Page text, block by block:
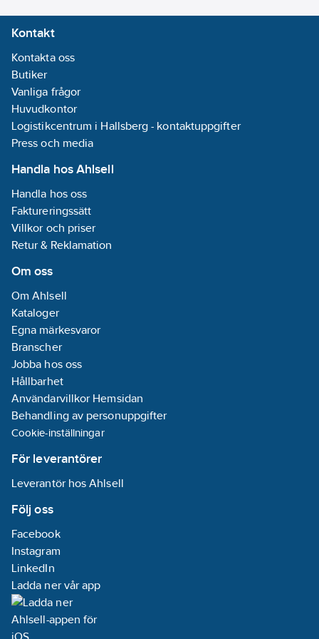
Kontakt
Kontakta oss
Butiker
Vanliga frågor
Huvudkontor
Logistikcentrum i Hallsberg - kontaktuppgifter
Press och media
Handla hos Ahlsell
Handla hos oss
Faktureringssätt
Villkor och priser
Retur & Reklamation
Om oss
Om Ahlsell
Kataloger
Egna märkesvaror
Branscher
Jobba hos oss
Hållbarhet
Användarvillkor Hemsidan
Behandling av personuppgifter
Cookie-inställningar
För leverantörer
Leverantör hos Ahlsell
Följ oss
Facebook
Instagram
LinkedIn
Ladda ner vår app